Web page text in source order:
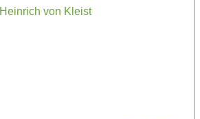
Heinrich von Kleist